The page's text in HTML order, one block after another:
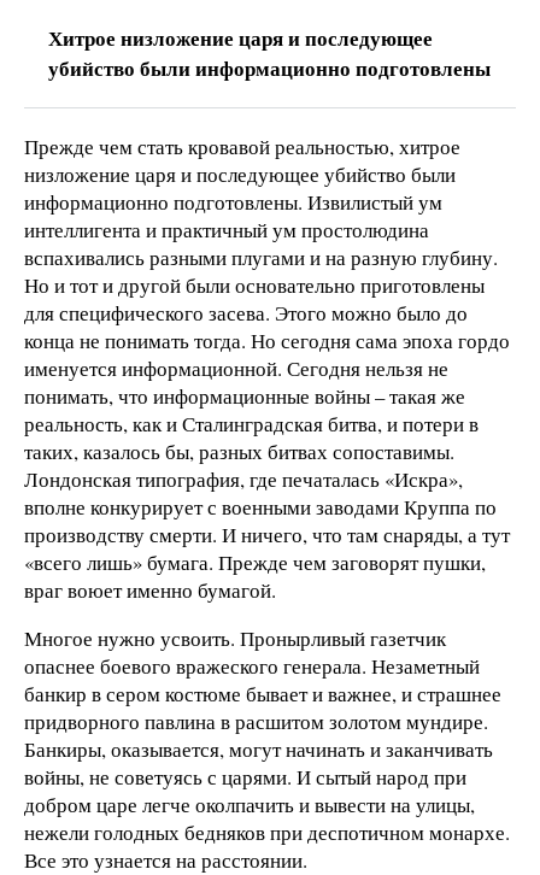
Хитрое низложение царя и последующее
убийство были информационно подготовлены
Прежде чем стать кровавой реальностью, хитрое
низложение царя и последующее убийство были
информационно подготовлены. Извилистый ум
интеллигента и практичный ум простолюдина
вспахивались разными плугами и на разную глубину.
Но и тот и другой были основательно приготовлены
для специфического засева. Этого можно было до
конца не понимать тогда. Но сегодня сама эпоха гордо
именуется информационной. Сегодня нельзя не
понимать, что информационные войны – такая же
реальность, как и Сталинградская битва, и потери в
таких, казалось бы, разных битвах сопоставимы.
Лондонская типография, где печаталась «Искра»,
вполне конкурирует с военными заводами Круппа по
производству смерти. И ничего, что там снаряды, а тут
«всего лишь» бумага. Прежде чем заговорят пушки,
враг воюет именно бумагой.
Многое нужно усвоить. Пронырливый газетчик
опаснее боевого вражеского генерала. Незаметный
банкир в сером костюме бывает и важнее, и страшнее
придворного павлина в расшитом золотом мундире.
Банкиры, оказывается, могут начинать и заканчивать
войны, не советуясь с царями. И сытый народ при
добром царе легче околпачить и вывести на улицы,
нежели голодных бедняков при деспотичном монархе.
Все это узнается на расстоянии.